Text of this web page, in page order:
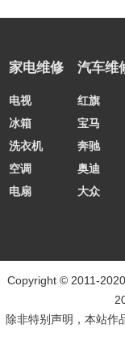
家电维修
电视
冰箱
洗衣机
空调
电扇
汽车维
红旗
宝马
奔驰
奥迪
大众
Copyright © 2011-
除非特别声明，本站作